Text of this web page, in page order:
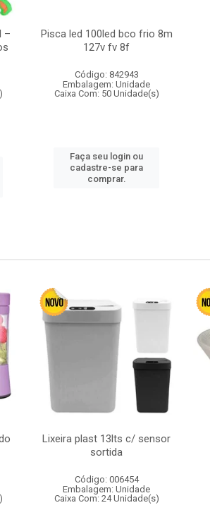
–
Pisca led 100led bco frio 8m
127v fv 8f
Código: 842943
Embalagem: Unidade
Caixa Com: 50 Unidade(s)
Faça seu login ou
cadastre-se para
comprar.
Lixeira plast 13lts c/ sensor
sortida
Código: 006454
Embalagem: Unidade
Caixa Com: 24 Unidade(s)